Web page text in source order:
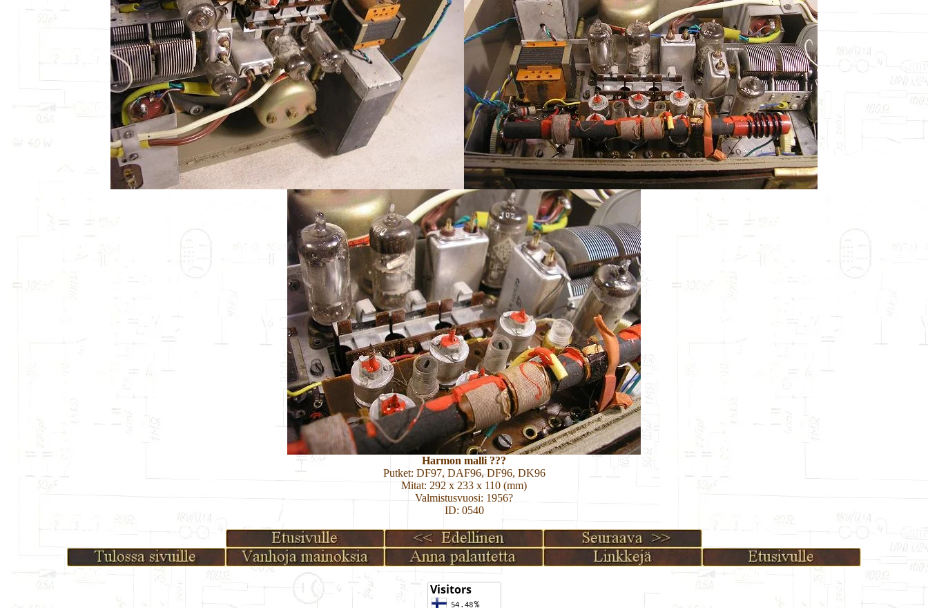
Harmon malli ???
Putket: DF97, DAF96, DF96, DK96
Mitat: 292 x 233 x 110 (mm)
Valmistusvuosi: 1956?
ID: 0540